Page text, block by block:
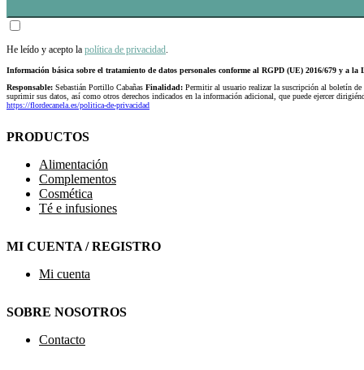
He leído y acepto la política de privacidad.
Información básica sobre el tratamiento de datos personales conforme al RGPD (UE) 2016/679 y a la
Responsable: Sebastián Portillo Cabañas Finalidad: Permitir al usuario realizar la suscripción al boletín
suprimir sus datos, así como otros derechos indicados en la información adicional, que puede ejercer
https://flordecanela.es/politica-de-privacidad
PRODUCTOS
Alimentación
Complementos
Cosmética
Té e infusiones
MI CUENTA / REGISTRO
Mi cuenta
SOBRE NOSOTROS
Contacto